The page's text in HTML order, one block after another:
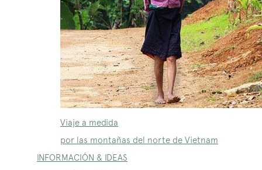
Viaje a medida
por las montañas del norte de Vietnam
INFORMACIÓN & IDEAS